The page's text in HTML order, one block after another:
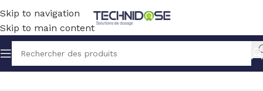
Skip to navigation
Skip to main content
Accueil TRAITEMENT EAU MESURE PORTES SONDES